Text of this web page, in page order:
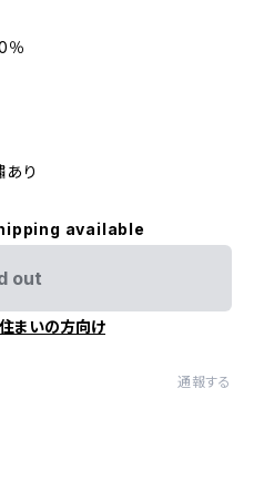
％
り
available
out
まいの方向け
通報する